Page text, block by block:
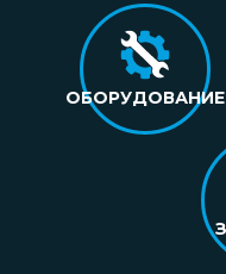
ОБОРУДОВАНИЕ